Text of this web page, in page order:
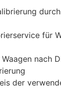
für
nach
der